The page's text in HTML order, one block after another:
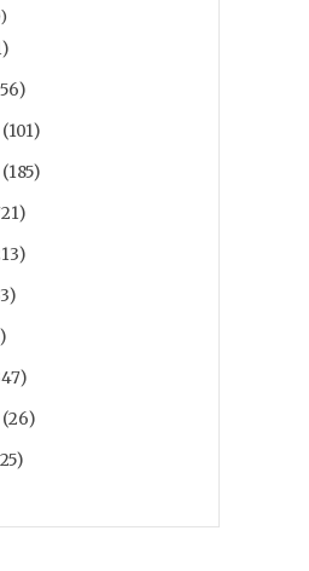
(101)
(185)
(26)